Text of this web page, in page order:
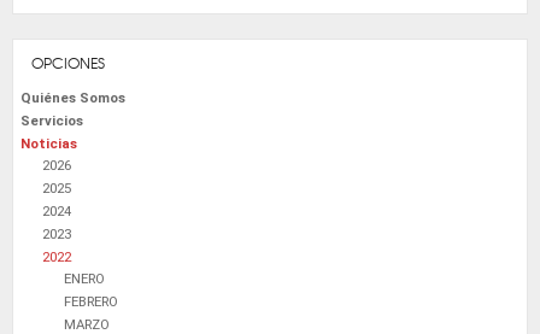
OPCIONES
Quiénes Somos
Servicios
Noticias
2026
2025
2024
2023
2022
ENERO
FEBRERO
MARZO